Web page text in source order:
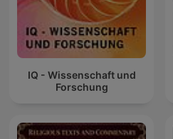
IQ - Wissenschaft und
Forschung